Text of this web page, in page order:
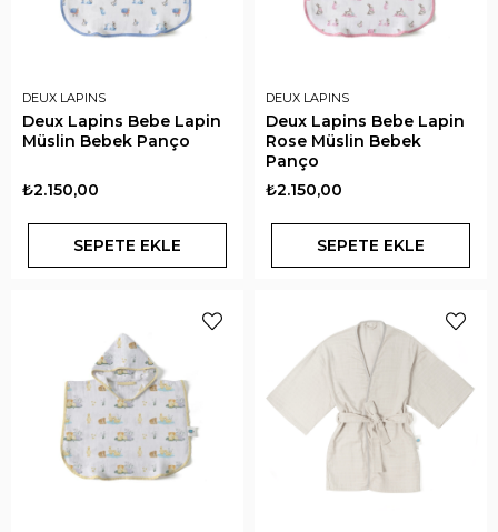
DEUX LAPINS
Deux Lapins Bebe Lapin
Müslin Bebek Panço
₺2.150,00
SEPETE EKLE
DEUX LAPINS
Deux Lapins Bebe Lapin
Rose Müslin Bebek
Panço
₺2.150,00
SEPETE EKLE